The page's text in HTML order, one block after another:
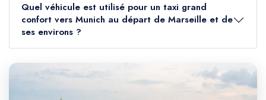
Quel véhicule est utilisé pour un taxi grand
confort vers Munich au départ de Marseille et de
ses environs ?